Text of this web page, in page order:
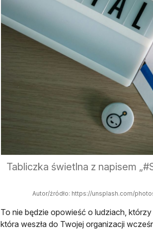
Tabliczka świetlna z napisem
Autor/źródło: https://unsplash.com/
To nie będzie opowieść o ludziach,
która weszła do Twojej organizacji